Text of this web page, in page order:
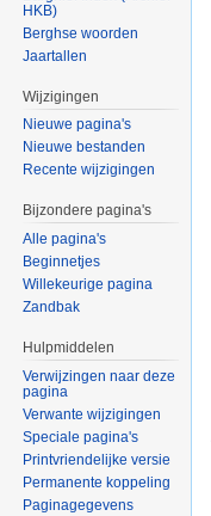
HKB)
Berghse woorden
Jaartallen
Wijzigingen
Nieuwe pagina's
Nieuwe bestanden
Recente wijzigingen
Bijzondere pagina's
Alle pagina's
Beginnetjes
Willekeurige pagina
Zandbak
Hulpmiddelen
Verwijzingen naar deze
pagina
Verwante wijzigingen
Speciale pagina's
Printvriendelijke versie
Permanente koppeling
Paginagegevens